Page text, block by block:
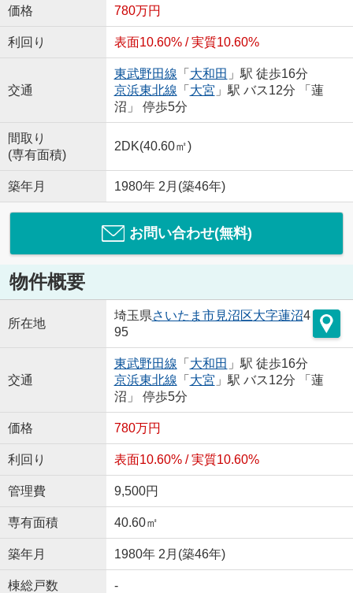
価格 780万円
利回り 表面10.60% / 実質10.60%
交通
東武野田線 「 大和田 」駅 徒歩16分
京浜東北線 「 大宮 」駅 バス12分 「蓮
沼」 停歩5分
間取り
(専有面積)
2DK(40.60㎡)
築年月 1980年 2月(築46年)
お問い合わせ(無料)
物件概要
所在地
埼玉県さいたま市見沼区大字蓮沼4
95
交通
東武野田線 「 大和田 」駅 徒歩16分
京浜東北線 「 大宮 」駅 バス12分 「蓮
沼」 停歩5分
価格 780万円
利回り 表面10.60% / 実質10.60%
管理費 9,500円
専有面積 40.60㎡
築年月 1980年 2月(築46年)
棟総戸数 -